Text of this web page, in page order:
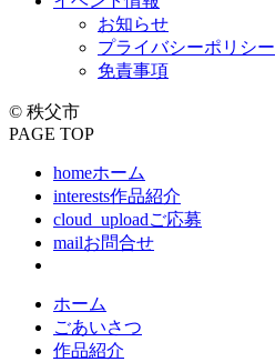
お知らせ
プライバシーポリシー
免責事項
© 秩父市
PAGE TOP
homeホーム
interests作品紹介
cloud_uploadご応募
mailお問合せ
ホーム
ごあいさつ
作品紹介